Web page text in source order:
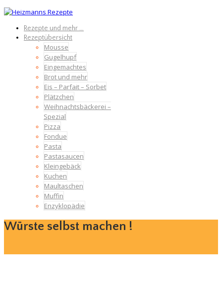
Rezepte und mehr …
Rezeptübersicht
Mousse
Gugelhupf
Eingemachtes
Brot und mehr
Eis – Parfait – Sorbet
Plätzchen
Weihnachtsbäckerei –
Spezial
Pizza
Fondue
Pasta
Pastasaucen
Kleingebäck
Kuchen
Maultaschen
Muffin
Enzyklopädie
Würste selbst machen !